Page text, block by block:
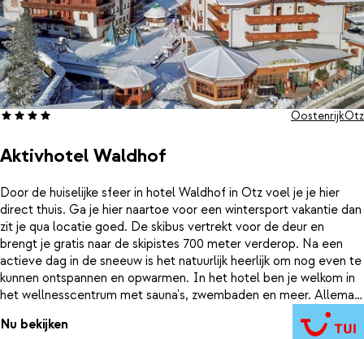
Aktivhotel Waldhof
OostenrijkÖtz
Door de huiselijke sfeer in hotel Waldhof in Ötz voel je je hier
direct thuis. Ga je hier naartoe voor een wintersport vakantie dan
zit je qua locatie goed. De skibus vertrekt voor de deur en
brengt je gratis naar de skipistes 700 meter verderop. Na een
actieve dag in de sneeuw is het natuurlijk heerlijk om nog even te
kunnen ontspannen en opwarmen. In het hotel ben je welkom in
het wellnesscentrum met sauna's, zwembaden en meer. Allemaal
gratis te gebruiken voor jou als hotelgast. Dé perfecte manier
om je dag af te sluiten en jezelf weer op te laden voor de
Nu bekijken